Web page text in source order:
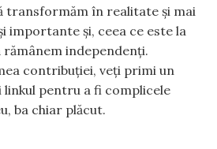
transformăm în realitate și mai
importante și, ceea ce este la
independenți.
contribuției, veți primi un
linkul pentru a fi complicele
ba chiar plăcut.